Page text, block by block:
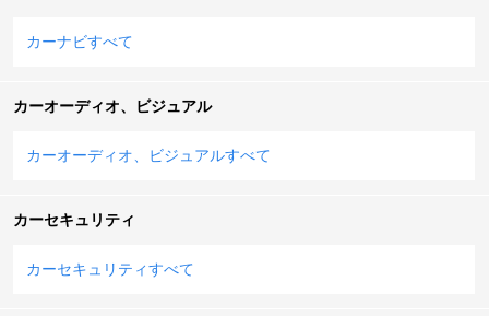
カーナビすべて
カーオーディオ、ビジュアル
カーオーディオ、ビジュアルすべて
カーセキュリティ
カーセキュリティすべて